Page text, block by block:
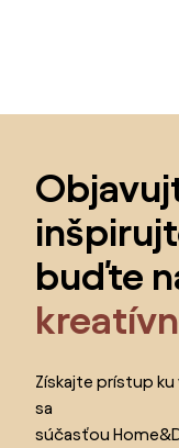
buďte
Získajte prístup
sa
súčasťou